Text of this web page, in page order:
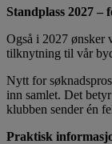
Standplass 2027 –
Også i 2027 ønsker
tilknytning til vår
Nytt for
inn samlet. Det
klubben sender én
Praktisk